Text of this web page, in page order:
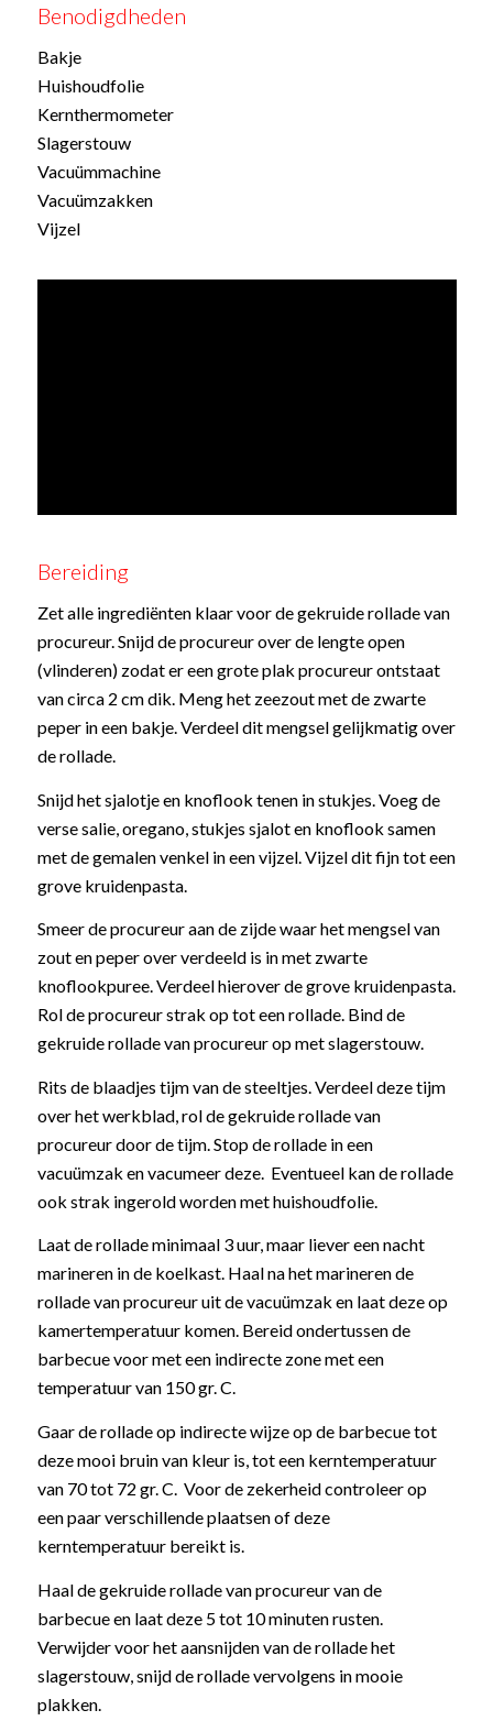
Benodigdheden
Bakje
Huishoudfolie
Kernthermometer
Slagerstouw
Vacuümmachine
Vacuümzakken
Vijzel
Bereiding
Zet alle ingrediënten klaar voor de gekruide rollade van
procureur. Snijd de procureur over de lengte open
(vlinderen) zodat er een grote plak procureur ontstaat
van circa 2 cm dik. Meng het zeezout met de zwarte
peper in een bakje. Verdeel dit mengsel gelijkmatig over
de rollade.
Snijd het sjalotje en knoflook tenen in stukjes. Voeg de
verse salie, oregano, stukjes sjalot en knoflook samen
met de gemalen venkel in een vijzel. Vijzel dit fijn tot een
grove kruidenpasta.
Smeer de procureur aan de zijde waar het mengsel van
zout en peper over verdeeld is in met zwarte
knoflookpuree. Verdeel hierover de grove kruidenpasta.
Rol de procureur strak op tot een rollade. Bind de
gekruide rollade van procureur op met slagerstouw.
Rits de blaadjes tijm van de steeltjes. Verdeel deze tijm
over het werkblad, rol de gekruide rollade van
procureur door de tijm. Stop de rollade in een
vacuümzak en vacumeer deze. Eventueel kan de rollade
ook strak ingerold worden met huishoudfolie.
Laat de rollade minimaal 3 uur, maar liever een nacht
marineren in de koelkast. Haal na het marineren de
rollade van procureur uit de vacuümzak en laat deze op
kamertemperatuur komen. Bereid ondertussen de
barbecue voor met een indirecte zone met een
temperatuur van 150 gr. C.
Gaar de rollade op indirecte wijze op de barbecue tot
deze mooi bruin van kleur is, tot een kerntemperatuur
van 70 tot 72 gr. C. Voor de zekerheid controleer op
een paar verschillende plaatsen of deze
kerntemperatuur bereikt is.
Haal de gekruide rollade van procureur van de
barbecue en laat deze 5 tot 10 minuten rusten.
Verwijder voor het aansnijden van de rollade het
slagerstouw, snijd de rollade vervolgens in mooie
plakken.